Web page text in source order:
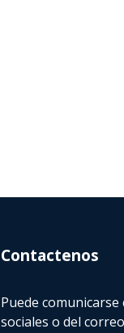
Contactenos
Puede
sociales o del